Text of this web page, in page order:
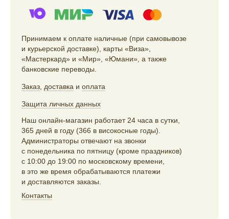
Принимаем к оплате наличные (при самовывозе
и курьерской доставке), карты «Виза»,
«Мастеркард» и «Мир», «Юмани», а также
банковские переводы.
Заказ, доставка и оплата
Защита личных данных
Наш онлайн-магазин работает 24 часа в сутки,
365 дней в году (366 в високосные годы).
Администраторы отвечают на звонки
с понедельника по пятницу (кроме праздников)
с 10:00 до 19:00 по московскому времени,
в это же время обрабатываются платежи
и доставляются заказы.
Контакты